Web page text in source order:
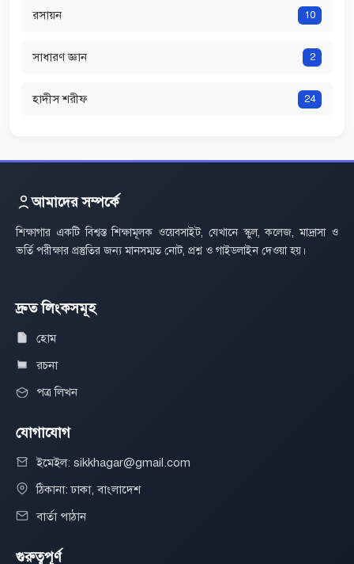
রসায়ন 10
সাধারণ জ্ঞান 2
হাদীস শরীফ 24
আমাদের সম্পর্কে
শিক্ষাগার একটি বিশ্বস্ত শিক্ষামূলক ওয়েবসাইট, যেখানে স্কুল, কলেজ, মাদ্রাসা ও
ভর্তি পরীক্ষার প্রস্তুতির জন্য মানসম্মত নোট, প্রশ্ন ও গাইডলাইন দেওয়া হয়।
দ্রুত লিংকসমূহ
হোম
রচনা
পত্র লিখন
যোগাযোগ
ইমেইল: sikkhagar@gmail.com
ঠিকানা: ঢাকা, বাংলাদেশ
বার্তা পাঠান
গুরুত্বপূর্ণ